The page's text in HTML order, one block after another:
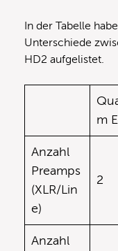
In der Tabelle
Unterschiede
HD2 aufgelistet.
m
Anzahl
Preamps
(XLR/Lin
e)
2
Anzahl